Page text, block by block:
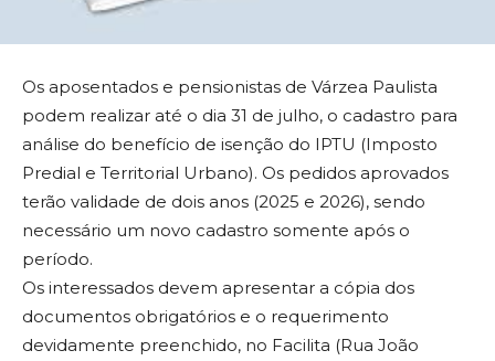
Os aposentados e pensionistas de Várzea Paulista
podem realizar até o dia 31 de julho, o cadastro para
análise do benefício de isenção do IPTU (Imposto
Predial e Territorial Urbano). Os pedidos aprovados
terão validade de dois anos (2025 e 2026), sendo
necessário um novo cadastro somente após o
período.
Os interessados devem apresentar a cópia dos
documentos obrigatórios e o requerimento
devidamente preenchido, no Facilita (Rua João